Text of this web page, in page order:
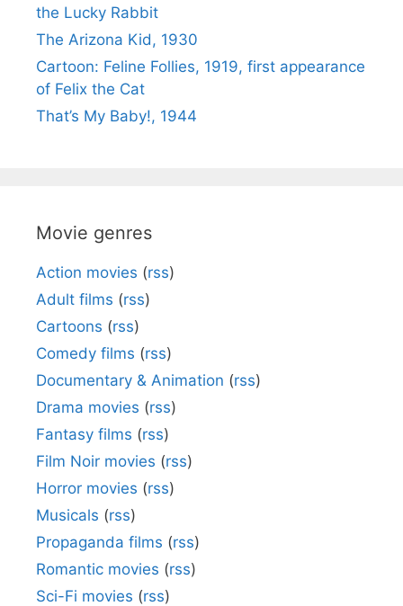
the Lucky Rabbit
The Arizona Kid, 1930
Cartoon: Feline Follies, 1919, first appearance
of Felix the Cat
That’s My Baby!, 1944
Movie genres
Action movies (rss)
Adult films (rss)
Cartoons (rss)
Comedy films (rss)
Documentary & Animation (rss)
Drama movies (rss)
Fantasy films (rss)
Film Noir movies (rss)
Horror movies (rss)
Musicals (rss)
Propaganda films (rss)
Romantic movies (rss)
Sci-Fi movies (rss)